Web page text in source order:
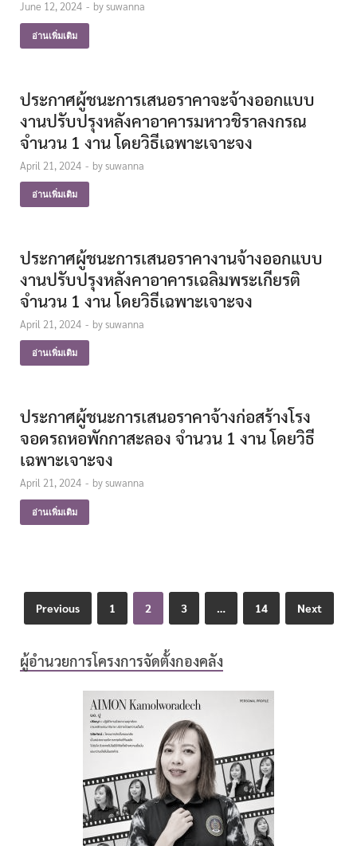
June 12, 2024 - bysuwanna
อ่านเพิ่มเติม
ประกาศผู้ชนะการเสนอราคาจะจ้างออกแบบ
งานปรับปรุงหลังคาอาคารมหาวชิราลงกรณ
จำนวน 1 งาน โดยวิธีเฉพาะเจาะจง
April 21, 2024 - bysuwanna
อ่านเพิ่มเติม
ประกาศผู้ชนะการเสนอราคางานจ้างออกแบบ
งานปรับปรุงหลังคาอาคารเฉลิมพระเกียรติ
จำนวน 1 งาน โดยวิธีเฉพาะเจาะจง
April 21, 2024 - bysuwanna
อ่านเพิ่มเติม
ประกาศผู้ชนะการเสนอราคาจ้างก่อสร้างโรง
จอดรถหอพักกาสะลอง จำนวน 1 งาน โดยวิธี
เฉพาะเจาะจง
April 21, 2024 - bysuwanna
อ่านเพิ่มเติม
Previous 1 2 3 … 14 Next
ผู้อำนวยการโครงการจัดตั้งกองคลัง